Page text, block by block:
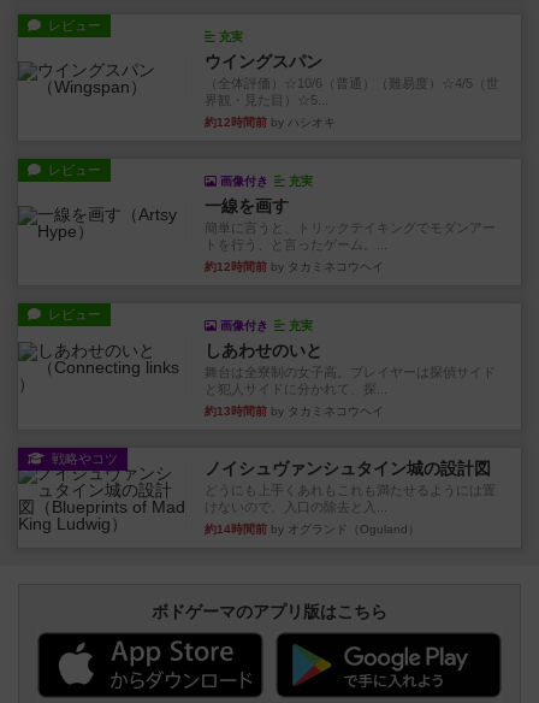
レビュー
充実
ウイングスパン
（全体評価）☆10/6（普通）（難易度）☆4/5（世
界観・見た目）☆5...
約12時間前 by ハシオキ
レビュー
画像付き 充実
一線を画す
簡単に言うと、トリックテイキングでモダンアー
トを行う、と言ったゲーム。...
約12時間前 by タカミネコウヘイ
レビュー
画像付き 充実
しあわせのいと
舞台は全寮制の女子高。プレイヤーは探偵サイド
と犯人サイドに分かれて、探...
約13時間前 by タカミネコウヘイ
戦略やコツ ノイシュヴァンシュタイン城の設計図
どうにも上手くあれもこれも満たせるようには置
けないので、入口の除去と入...
約14時間前 by オグランド（Oguland）
ボドゲーマのアプリ版はこちら